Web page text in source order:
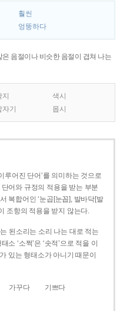
훨씬
엉뚱하다
은 음절이나 비슷한 음절이 겹쳐 나는
지
색시
자기 몹시
루어진 단어’를 의미하는 것으로
어와 규정의 적용을 받는 부분
복합어인 ‘눈곱[눈꼽], 발바닥[발
조항의 적용을 받지 않는다.
된소리는 소리 나는 대로 적는
‘소쩍’은 ‘솟적’으로 적을 이
있는 형태소가 아니기 때문이
가꾸다
기쁘다